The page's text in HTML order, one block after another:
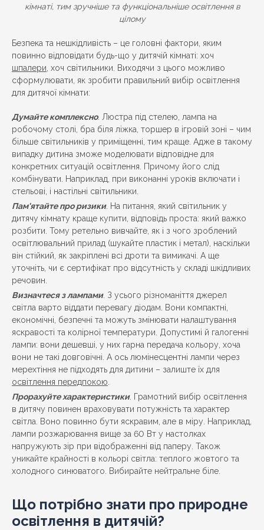
кімнаті, тим зручніше та функціональніше освітлення в
цілому
Безпека та нешкідливість – це головні фактори, яким
повинно відповідати будь-що у дитячій кімнаті: хоч
шпалери , хоч світильники. Виходячи з цього можливо
сформулювати, як зробити правильний вибір освітлення
для дитячої кімнати:
Думайте комплексно. Люстра під стелею, лампа на
робочому столі, бра біля ліжка, торшер в ігровій зоні – чим
більше світильників у приміщенні, тим краще. Адже в такому
випадку дитина зможе моделювати відповідне для
конкретних ситуацій освітлення. Причому його слід
комбінувати. Наприклад, при виконанні уроків включати і
стельові, і настільні світильники.
Пам'ятайте про ризики. На питання, який світильник у
дитячу кімнату краще купити, відповідь проста: який важко
розбити. Тому ретельно вивчайте, як і з чого зроблений
освітлювальний прилад (шукайте пластик і метал), наскільки
він стійкий, як закріплені всі дроти та вимикачі. А ще
уточніть, чи є сертифікат про відсутність у складі шкідливих
речовин.
Визначтеся з лампами. З усього різноманіття джерел
світла варто віддати перевагу діодам. Вони компактні,
економічні, безпечні та можуть змінювати налаштування
яскравості та колірної температури. Допустимі й галогенні
лампи: вони дешевші, у них гарна передача кольору, хоча
вони не такі довговічні. А ось люмінесцентні лампи через
мерехтіння не підходять для дитини – залиште їх для
освітлення передпокою
Прорахуйте характеристики. Грамотний вибір освітлення
в дитячу повинен враховувати потужність та характер
світла. Воно повинно бути яскравим, але в міру. Наприклад,
лампи розжарювання вище за 60 Вт у настолках
напружують зір при відображенні від паперу. Також
уникайте крайності в кольорі світла: теплого жовтого та
холодного синюватого. Вибирайте нейтральне біле.
Що потрібно знати про природне
освітлення в дитячій?